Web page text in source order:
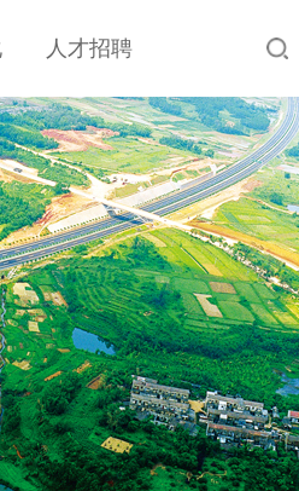
人才招聘